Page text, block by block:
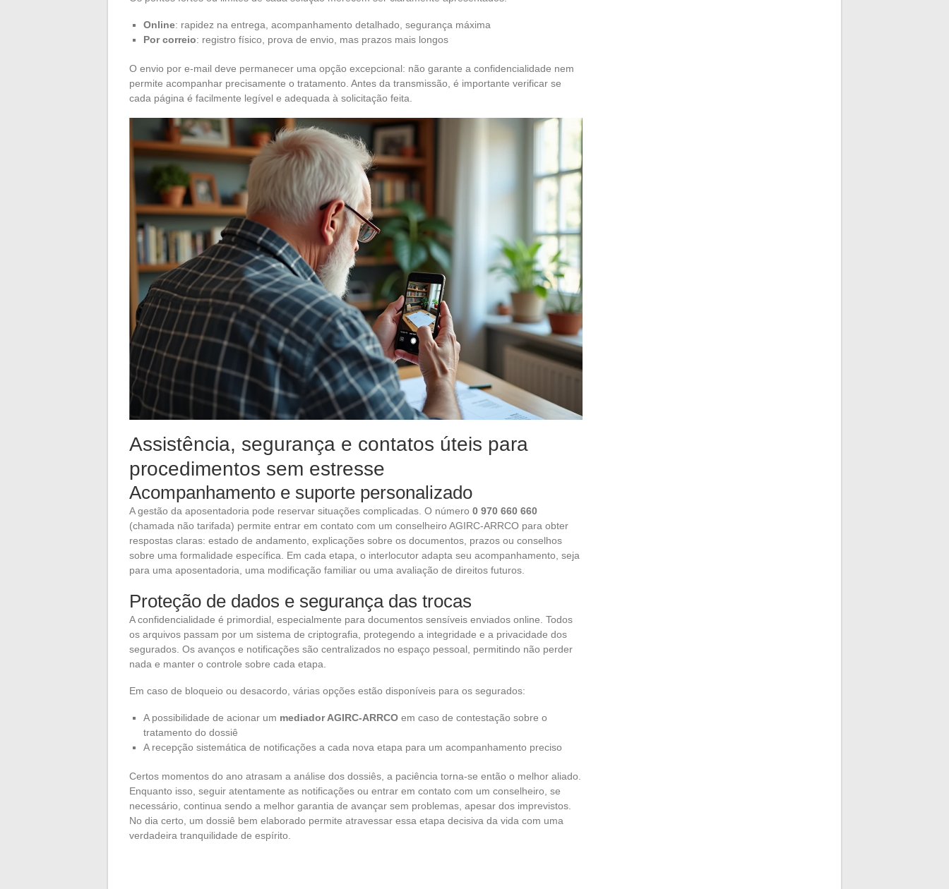
Online: rapidez na entrega, acompanhamento detalhado, segurança máxima
Por correio: registro físico, prova de envio, mas prazos mais longos
O envio por e-mail deve permanecer uma opção excepcional: não garante a confidencialidade nem
permite acompanhar precisamente o tratamento. Antes da transmissão, é importante verificar se
cada página é facilmente legível e adequada à solicitação feita.
Assistência, segurança e contatos úteis para
procedimentos sem estresse
Acompanhamento e suporte personalizado
A gestão da aposentadoria pode reservar situações complicadas. O número 0 970 660 660
(chamada não tarifada) permite entrar em contato com um conselheiro AGIRC-ARRCO para obter
respostas claras: estado de andamento, explicações sobre os documentos, prazos ou conselhos
sobre uma formalidade específica. Em cada etapa, o interlocutor adapta seu acompanhamento, seja
para uma aposentadoria, uma modificação familiar ou uma avaliação de direitos futuros.
Proteção de dados e segurança das trocas
A confidencialidade é primordial, especialmente para documentos sensíveis enviados online. Todos
os arquivos passam por um sistema de criptografia, protegendo a integridade e a privacidade dos
segurados. Os avanços e notificações são centralizados no espaço pessoal, permitindo não perder
nada e manter o controle sobre cada etapa.
Em caso de bloqueio ou desacordo, várias opções estão disponíveis para os segurados:
A possibilidade de acionar um mediador AGIRC-ARRCO em caso de contestação sobre o
tratamento do dossiê
A recepção sistemática de notificações a cada nova etapa para um acompanhamento preciso
Certos momentos do ano atrasam a análise dos dossiês, a paciência torna-se então o melhor aliado.
Enquanto isso, seguir atentamente as notificações ou entrar em contato com um conselheiro, se
necessário, continua sendo a melhor garantia de avançar sem problemas, apesar dos imprevistos.
No dia certo, um dossiê bem elaborado permite atravessar essa etapa decisiva da vida com uma
verdadeira tranquilidade de espírito.